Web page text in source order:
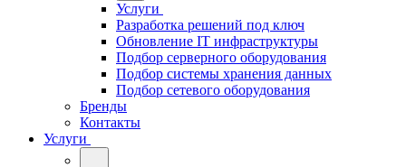
Услуги
Разработка решений под ключ
Обновление IT инфраструктуры
Подбор серверного оборудования
Подбор системы хранения данных
Подбор сетевого оборудования
Бренды
Контакты
Услуги